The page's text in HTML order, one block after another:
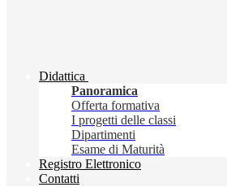
Didattica
Panoramica
Offerta formativa
I progetti delle classi
Dipartimenti
Esame di Maturità
Registro Elettronico
Contatti